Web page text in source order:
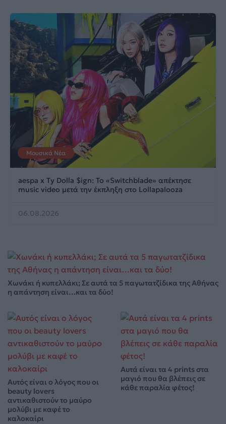
Μουσικά Νέα
aespa x Ty Dolla $ign: Το «Switchblade» απέκτησε
music video μετά την έκπληξη στο Lollapalooza
06.08.2026
Χωνάκι ή κυπελλάκι; Σε αυτά τα 5 παγωτατζίδικα της Αθήνας
η απάντηση είναι…και τα δύο!
Αυτός είναι ο λόγος που οι
beauty lovers
αντικαθιστούν το μαύρο
μολύβι με καφέ το
καλοκαίρι
Αυτά είναι τα 4 prints στα
μαγιό που θα βλέπεις σε
κάθε παραλία φέτος!